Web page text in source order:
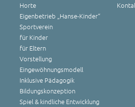
Horte
Eigenbetrieb „Hanse-Kinder“
Sportverein
für Kinder
für Eltern
Vorstellung
Eingewöhnungsmodell
Inklusive Pädagogik
Bildungskonzeption
Spiel & kindliche Entwicklung